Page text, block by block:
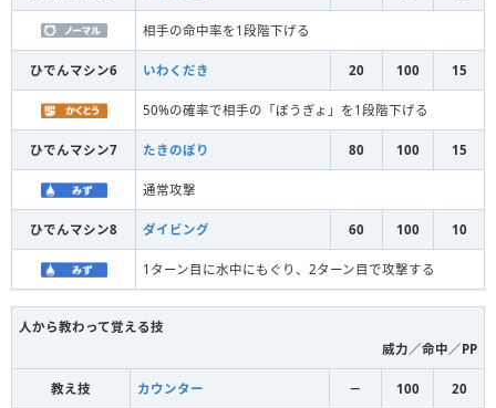
相手の命中率を1段階下げる
ひでんマシン6 いわくだき 20 100 15
50%の確率で相手の「ぼうぎょ」を1段階下げる
ひでんマシン7 たきのぼり 80 100 15
通常攻撃
ひでんマシン8 ダイビング 60 100 10
1ターン目に水中にもぐり、2ターン目で攻撃する
人から教わって覚える技
威力／命中／PP
教え技 カウンター － 100 20